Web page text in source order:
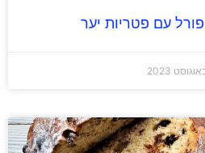
עם פטריות יער